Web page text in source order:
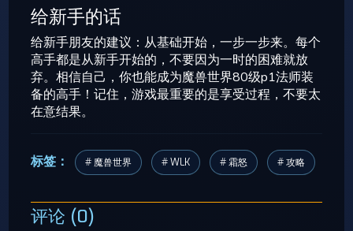
给新手的话
给新手朋友的建议：从基础开始，一步一步来。每个
高手都是从新手开始的，不要因为一时的困难就放
弃。相信自己，你也能成为魔兽世界80级p1法师装
备的高手！记住，游戏最重要的是享受过程，不要太
在意结果。
标签： # 魔兽世界 # WLK # 霜怒 # 攻略
评论 (0)